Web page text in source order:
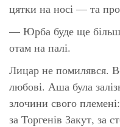
цятки на носі — та
— Юрба буде ще
отам на палі.
Лицар не помилявся.
любові. Аша була
злочини свого
за Торгенів Закут, за